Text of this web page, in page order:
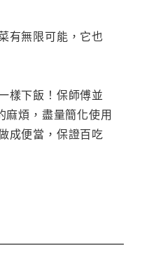
有無限可能，它也
樣下飯！保師傅並
麻煩，盡量簡化使用
成便當，保證百吃